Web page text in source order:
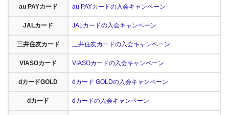
au PAYカード au PAYカードの入会キャンペーン
JALカード JALカードの入会キャンペーン
三井住友カード 三井住友カードの入会キャンペーン
VIASOカード VIASOカードの入会キャンペーン
dカードGOLD dカード GOLDの入会キャンペーン
dカード dカードの入会キャンペーン